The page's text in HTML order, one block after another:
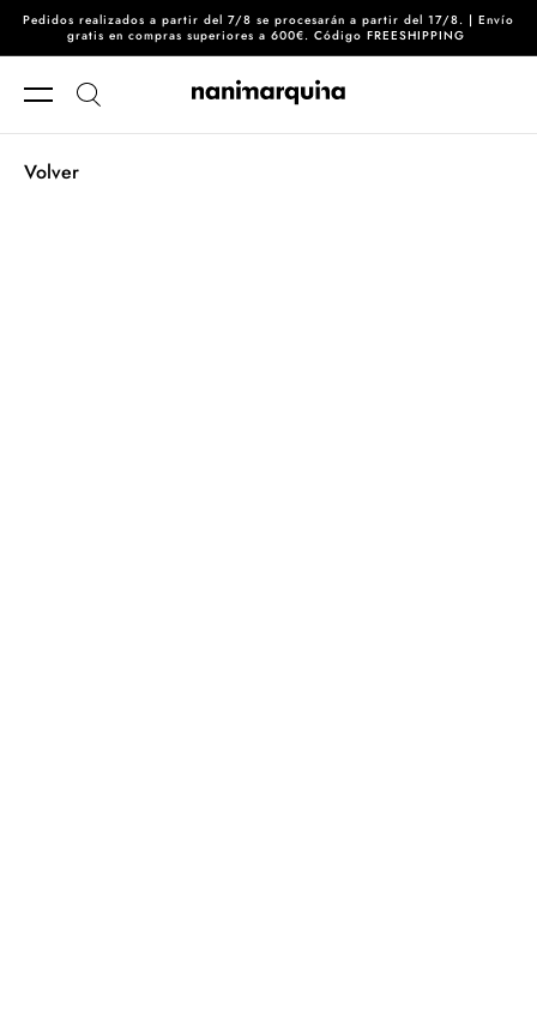
Ir directamente al contenido
Pedidos realizados a partir del 7/8 se procesarán a partir del 17/8. | Envío
gratis en compras superiores a 600€. Código FREESHIPPING
Volver